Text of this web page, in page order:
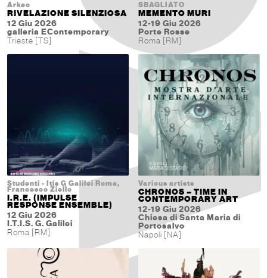
Arkeo
RIVELAZIONE SILENZIOSA
12 Giu 2026
galleria EContemporary
Trieste [TS]
SBAGLIATO
MEMENTO MURI
12-19 Giu 2026
Porte Rosse
Roma [RM]
Studenti - Itis G Galilei Roma,
Francesco Ziello
I.R.E. (IMPULSE
RESPONSE ENSEMBLE)
12 Giu 2026
I.T.I.S. G. Galilei
Roma [RM]
Various artists
CHRONOS – TIME IN
CONTEMPORARY ART
12-19 Giu 2026
Chiesa di Santa Maria di
Portosalvo
Napoli [NA]